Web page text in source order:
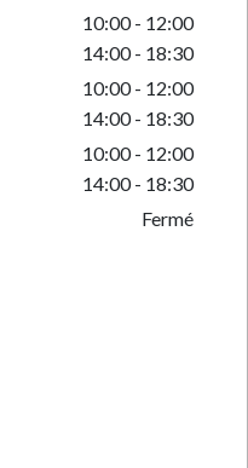
10:00 - 12:00
14:00 - 18:30
10:00 - 12:00
14:00 - 18:30
10:00 - 12:00
14:00 - 18:30
Fermé